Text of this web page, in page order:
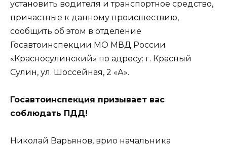
установить водителя и транспортное средство,
причастные к данному происшествию,
сообщить об этом в отделение
Госавтоинспекции МО МВД России
«Красносулинский» по адресу: г. Красный
Сулин, ул. Шоссейная, 2 «А».
Госавтоинспекция призывает вас
соблюдать ПДД!
Николай Варьянов, врио начальника